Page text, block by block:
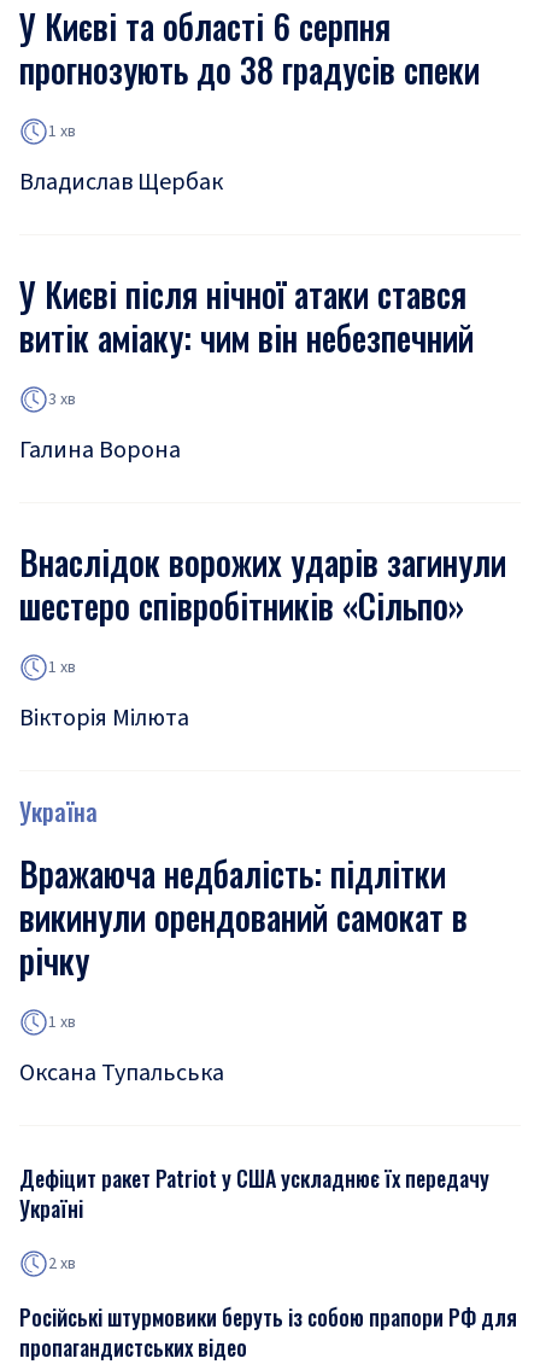
У Києві та області 6 серпня
прогнозують до 38 градусів спеки
1 хв
Владислав Щербак
У Києві після нічної атаки стався
витік аміаку: чим він небезпечний
3 хв
Галина Ворона
Внаслідок ворожих ударів загинули
шестеро співробітників «Сільпо»
1 хв
Вікторія Мілюта
Україна
Вражаюча недбалість: підлітки
викинули орендований самокат в
річку
1 хв
Оксана Тупальська
Дефіцит ракет Patriot у США ускладнює їх передачу
Україні
2 хв
Російські штурмовики беруть із собою прапори РФ для
пропагандистських відео